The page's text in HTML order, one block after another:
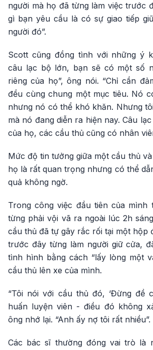
người mà họ đã từng làm việc trước
gì bạn yêu cầu là có sự giao tiếp
người đó”.
Scott cũng đồng tình với những ý
câu lạc bộ lớn, bạn sẽ có một số
riêng của họ”, ông nói. “Chỉ cần
đều cùng chung một mục tiêu. Nó
nhưng nó có thể khó khăn. Nhưng
mà nó đang diễn ra hiện nay. Câu
của họ, các cầu thủ cũng có nhân
Mức độ tin tưởng giữa một cầu thủ
họ là rất quan trọng nhưng có thể
quả không ngờ.
Trong công việc đầu tiên của mình
từng phải vội vã ra ngoài lúc 2h
cầu thủ đã tự gây rắc rối tại một hộp
trước đây từng làm người giữ cửa,
tình hình bằng cách “lấy lòng một
cầu thủ lên xe của mình.
“Tôi nói với cầu thủ đó, ‘Đừng đề
huấn luyện viên - điều đó không
ông nhớ lại. “Anh ấy nợ tôi rất nhiều”.
Các bác sĩ thường đóng vai trò là